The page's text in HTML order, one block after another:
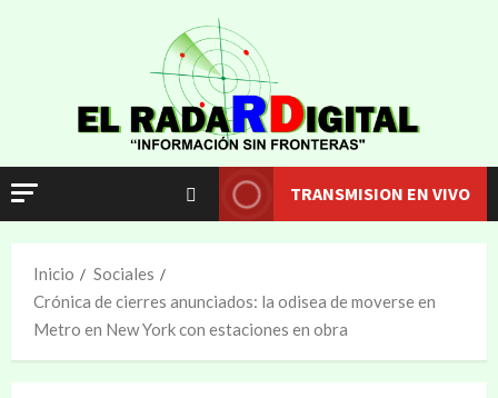
TRANSMISION EN VIVO
Inicio
Sociales
Crónica de cierres anunciados: la odisea de moverse en
Metro en New York con estaciones en obra